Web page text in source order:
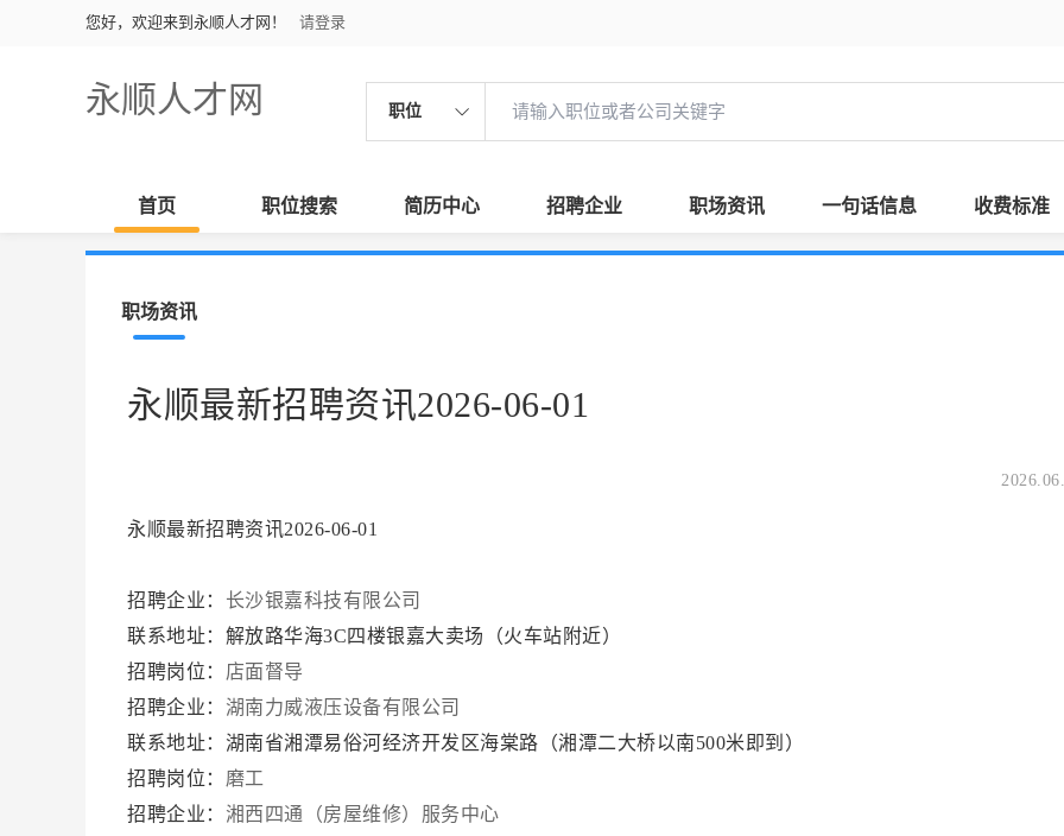
您好，欢迎来到永顺人才网！ 请登录
永顺人才网 职位
首页 职位搜索 简历中心 招聘企业 职场资讯 一句话信息 收费标准
职场资讯
永顺最新招聘资讯2026-06-01
永顺最新招聘资讯2026-06-01
招聘企业： 长沙银嘉科技有限公司
联系地址：解放路华海3C四楼银嘉大卖场（火车站附近）
招聘岗位： 店面督导
招聘企业： 湖南力威液压设备有限公司
联系地址：湖南省湘潭易俗河经济开发区海棠路（湘潭二大桥以南500米即到）
招聘岗位： 磨工
招聘企业： 湘西四通（房屋维修）服务中心